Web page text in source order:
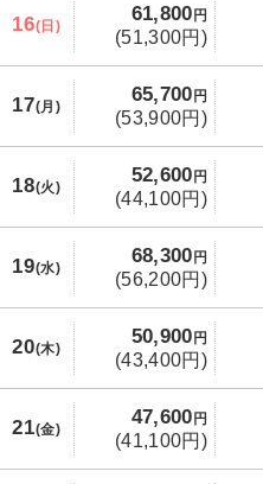
16(日)
61,800 円
(51,300円)
17(月)
65,700 円
(53,900円)
18(火)
52,600 円
(44,100円)
19(水)
68,300 円
(56,200円)
20(木)
50,900 円
(43,400円)
21(金)
47,600 円
(41,100円)